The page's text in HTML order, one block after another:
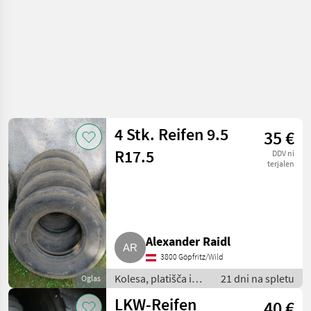
Oglas
4 Stk. Reifen 9.5
R17.5
35 €
DDV ni
terjalen
Alexander Raidl
3800 Göpfritz/Wild
Kolesa, platišča in
pnevmatike /
Pnevmatika za
21 dni na spletu
LKW-Reifen